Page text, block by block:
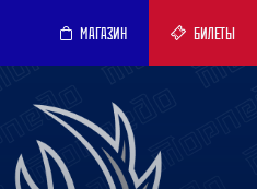
МАГАЗИН БИЛЕТЫ